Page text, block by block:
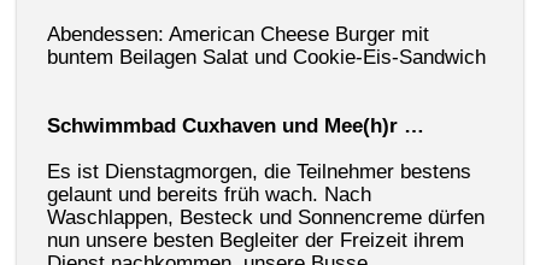
Abendessen: American Cheese Burger mit
buntem Beilagen Salat und Cookie-Eis-Sandwich
Schwimmbad Cuxhaven und Mee(h)r …
Es ist Dienstagmorgen, die Teilnehmer bestens
gelaunt und bereits früh wach. Nach
Waschlappen, Besteck und Sonnencreme dürfen
nun unsere besten Begleiter der Freizeit ihrem